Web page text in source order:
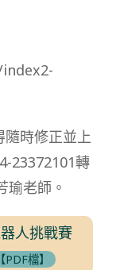
時修正並上
23372101轉
瑜老師。
人挑戰賽
檔】